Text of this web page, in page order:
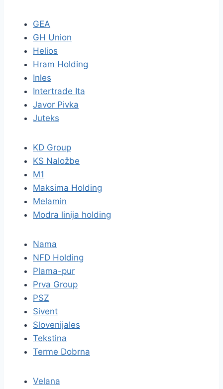
GEA
GH Union
Helios
Hram Holding
Inles
Intertrade Ita
Javor Pivka
Juteks
KD Group
KS Naložbe
M1
Maksima Holding
Melamin
Modra linija holding
Nama
NFD Holding
Plama-pur
Prva Group
PSZ
Sivent
Slovenijales
Tekstina
Terme Dobrna
Velana